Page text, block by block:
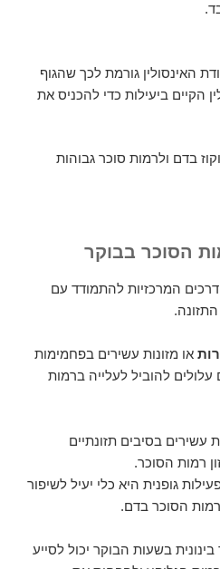
סוכרת מסוג 2, תנגודת האינסולין גורמת לכך שהגוף
הקיים ביעילות כדי להכניס את
בדם ולרמות סוכר גבוהות
הסוכר בבוקר
המרכזיות להתמודד עם
או מזונות עשירים בפחמימות
להוביל לעלייה ברמות
עשירים בסיבים תזונתיים
רמות הסוכר.
גופנית היא כלי יעיל לשיפור
רמות הסוכר בדם.
בשעות הבוקר יכול לסייע